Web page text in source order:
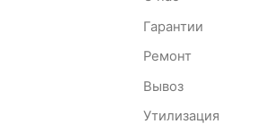
Гарантии
Ремонт
Вывоз
Утилизация